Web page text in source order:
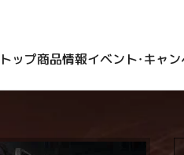
トップ商品情報イベント・キャ